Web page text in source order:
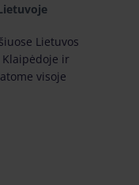
Lietuvos
ir
visoje